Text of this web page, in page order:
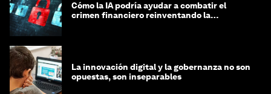
Cómo la IA podría ayudar a combatir el
crimen financiero reinventando la
La innovación digital y la gobernanza no son
opuestas, son inseparables